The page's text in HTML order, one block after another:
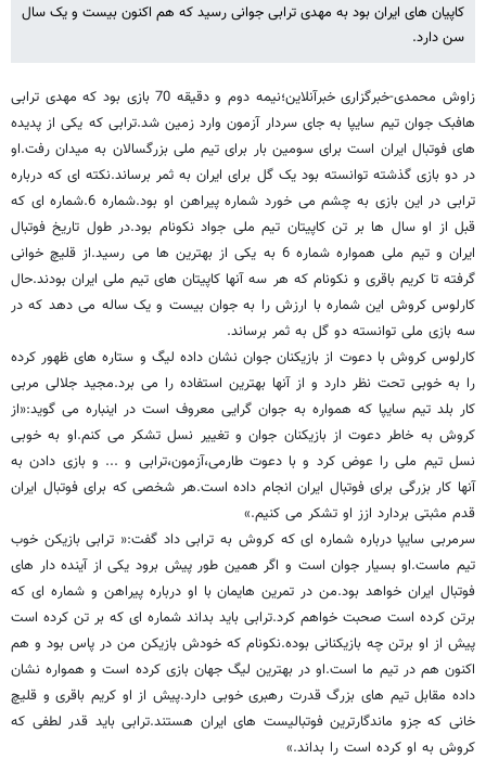
کاپیان های ایران بود به مهدی ترابی جوانی رسید که هم اکنون بیست و یک سال
سن دارد.
زاوش محمدی-خبرگزاری خبرآنلاین؛نیمه دوم و دقیقه 70 بازی بود که مهدی ترابی
هافبک جوان تیم سایپا به جای سردار آزمون وارد زمین شد.ترابی که یکی از پدیده
های فوتبال ایران است برای سومین بار برای تیم ملی بزرگسالان به میدان رفت.او
در دو بازی گذشته توانسته بود یک گل برای ایران به ثمر برساند.نکته ای که درباره
ترابی در این بازی به چشم می خورد شماره پیراهن او بود.شماره 6.شماره ای که
قبل از او سال ها بر تن کاپیتان تیم ملی جواد نکونام بود.در طول تاریخ فوتبال
ایران و تیم ملی همواره شماره 6 به یکی از بهترین ها می رسید.از قلیچ خوانی
گرفته تا کریم باقری و نکونام که هر سه آنها کاپیتان های تیم ملی ایران بودند.حال
کارلوس کروش این شماره با ارزش را به جوان بیست و یک ساله می دهد که در
سه بازی ملی توانسته دو گل به ثمر برساند.
کارلوس کروش با دعوت از بازیکنان جوان نشان داده لیگ و ستاره های ظهور کرده
را به خوبی تحت نظر دارد و از آنها بهترین استفاده را می برد.مجید جلالی مربی
کار بلد تیم سایپا که همواره به جوان گرایی معروف است در اینباره می گوید:«از
کروش به خاطر دعوت از بازیکنان جوان و تغییر نسل تشکر می کنم.او به خوبی
نسل تیم ملی را عوض کرد و با دعوت طارمی،آزمون،ترابی و ... و بازی دادن به
آنها کار بزرگی برای فوتبال ایران انجام داده است.هر شخصی که برای فوتبال ایران
قدم مثبتی بردارد ازز او تشکر می کنیم.»
سرمربی سایپا درباره شماره ای که کروش به ترابی داد گفت:« ترابی بازیکن خوب
تیم ماست.او بسیار جوان است و اگر همین طور پیش برود یکی از آینده دار های
فوتبال ایران خواهد بود.من در تمرین هایمان با او درباره پیراهن و شماره ای که
برتن کرده است صحبت خواهم کرد.ترابی باید بداند شماره ای که بر تن کرده است
پیش از او برتن چه بازیکنانی بوده.نکونام که خودش بازیکن من در پاس بود و هم
اکنون هم در تیم ما است.او در بهترین لیگ جهان بازی کرده است و همواره نشان
داده مقابل تیم های بزرگ قدرت رهبری خوبی دارد.پیش از او کریم باقری و قلیچ
خانی که جزو ماندگارترین فوتبالیست های ایران هستند.ترابی باید قدر لطفی که
کروش به او کرده است را بداند.»